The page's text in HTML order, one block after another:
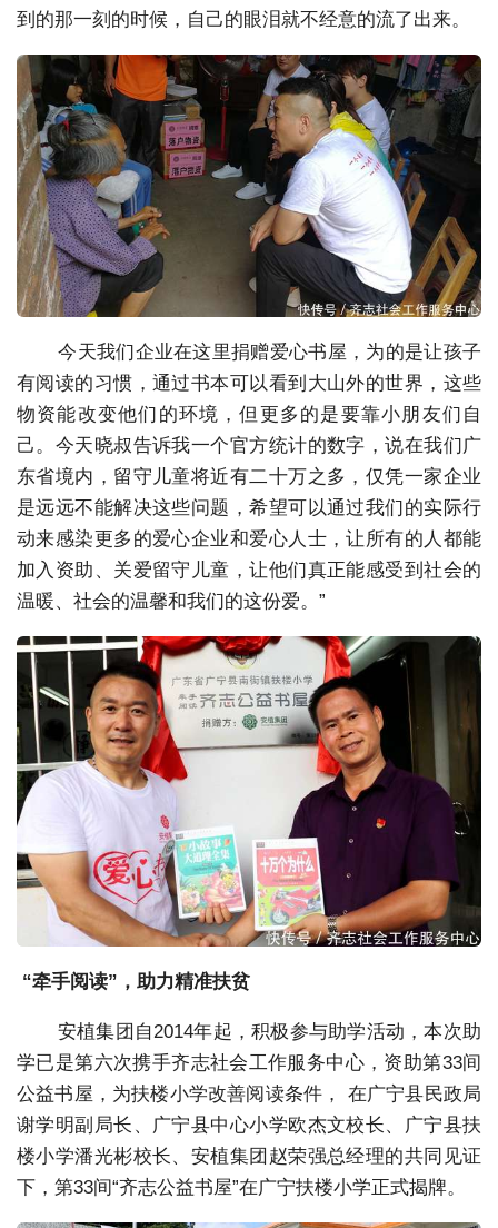
到的那一刻的时候，自己的眼泪就不经意的流了出来。
今天我们企业在这里捐赠爱心书屋，为的是让孩子
有阅读的习惯，通过书本可以看到大山外的世界，这些
物资能改变他们的环境，但更多的是要靠小朋友们自
己。今天晓叔告诉我一个官方统计的数字，说在我们广
东省境内，留守儿童将近有二十万之多，仅凭一家企业
是远远不能解决这些问题，希望可以通过我们的实际行
动来感染更多的爱心企业和爱心人士，让所有的人都能
加入资助、关爱留守儿童，让他们真正能感受到社会的
温暖、社会的温馨和我们的这份爱。”
“牵手阅读”，助力精准扶贫
安植集团自2014年起，积极参与助学活动，本次助
学已是第六次携手齐志社会工作服务中心，资助第33间
公益书屋，为扶楼小学改善阅读条件， 在广宁县民政局
谢学明副局长、广宁县中心小学欧杰文校长、广宁县扶
楼小学潘光彬校长、安植集团赵荣强总经理的共同见证
下，第33间“齐志公益书屋”在广宁扶楼小学正式揭牌。